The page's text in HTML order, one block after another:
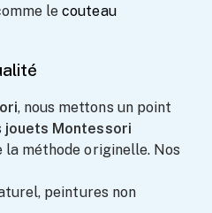
lecouteau
, nous mettons un point
jouets Montessori
la méthode originelle. Nos
peintures non